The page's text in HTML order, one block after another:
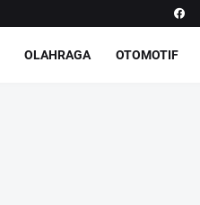
OLAHRAGA OTOMOTIF